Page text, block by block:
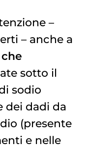
–
– anche a
sotto il
sodio
dei dadi da
(presente
e nelle